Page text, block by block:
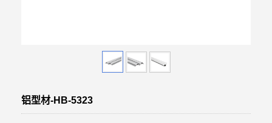
铝型材-HB-5323